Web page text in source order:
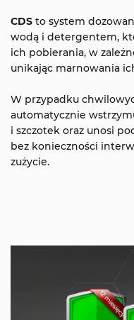
CDS to system
wodą i detergentem,
ich pobierania, w
unikając marnowania
W przypadku
automatycznie
i szczotek oraz unosi
bez konieczności
zużycie.